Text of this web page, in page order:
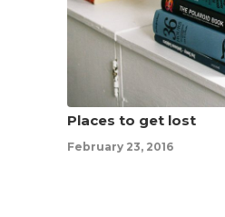
Places to get lost
February 23, 2016